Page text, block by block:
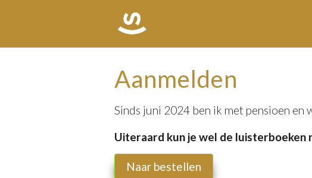
Aanmelden
Sinds juni 2024 ben ik met pensioen en
Uiteraard kun je wel de luisterboeken
Naar bestellen